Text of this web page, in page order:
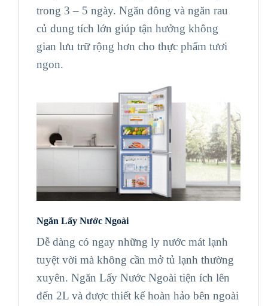
trong 3 – 5 ngày. Ngăn đông và ngăn rau
củ dung tích lớn giúp tận hưởng không
gian lưu trữ rộng hơn cho thực phẩm tươi
ngon.
Ngăn Lấy Nước Ngoài
Dễ dàng có ngay những ly nước mát lạnh
tuyệt vời mà không cần mở tủ lạnh thường
xuyên. Ngăn Lấy Nước Ngoài tiện ích lên
đến 2L và được thiết kế hoàn hảo bên ngoài